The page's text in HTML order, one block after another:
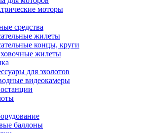
моторы
средства
жилеты
концы, круги
жилеты
для эхолотов
видеокамеры
баллоны